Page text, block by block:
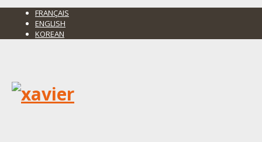
FRANÇAIS
ENGLISH
KOREAN